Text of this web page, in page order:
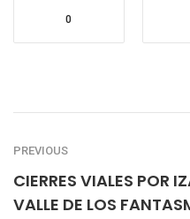
0
PREVIOUS
CIERRES VIALES POR
VALLE DE LOS